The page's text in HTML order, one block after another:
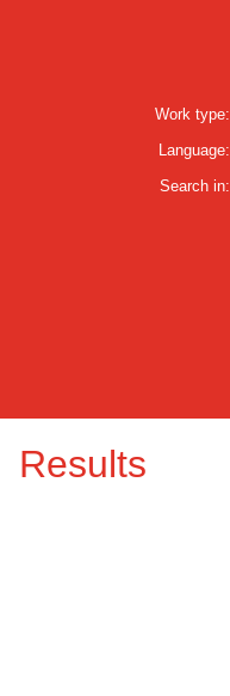
Work type:
Language:
Search in:
Results